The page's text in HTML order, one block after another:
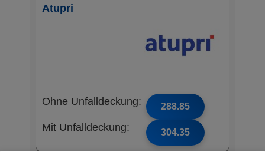
Atupri
Ohne Unfalldeckung: 288.85
Mit Unfalldeckung: 304.35